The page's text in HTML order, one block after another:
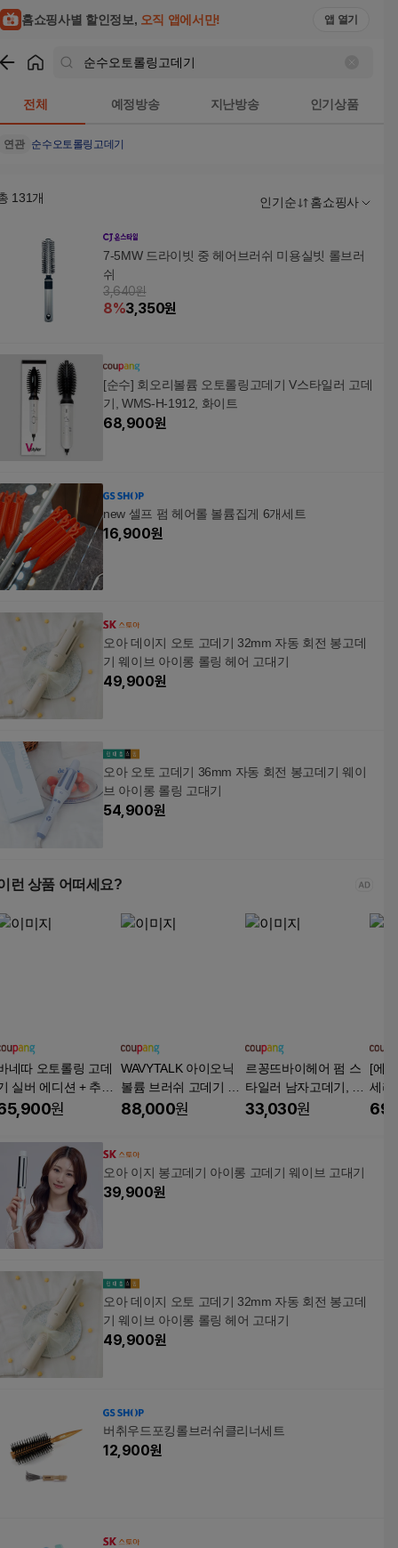
홈쇼핑사별 할인정보, 오직 앱에서만! 앱 열기
전체 예정방송 지난방송 인기상품
연관 순수오토롤링고데기
131개 인기순 홈쇼핑사
7-5MW 드라이빗 중 헤어브러쉬 미용실빗 롤브러
쉬
3,640원
8%3,350원
[순수] 회오리볼륨 오토롤링고데기 V스타일러 고데
기, WMS-H-1912, 화이트
68,900원
new 셀프 펌 헤어롤 볼륨집게 6개세트
16,900원
오아 데이지 오토 고데기 32mm 자동 회전 봉고데
기 웨이브 아이롱 롤링 헤어 고대기
49,900원
오아 오토 고데기 36mm 자동 회전 봉고데기 웨이
브 아이롱 롤링 고대기
54,900원
런 상품 어떠세요?
네따 오토롤링 고데
실버 에디션 + 추가
2개, MND-2001
원
WAVYTALK 아이오닉
볼륨 브러쉬 고데기 블
로우아웃 Thermal Bru
88,000원
르꽁뜨바이헤어 펌 스
타일러 남자고데기, 블
랙, SSK-009HI
33,030원
[에
세라
고데
오아 이지 봉고데기 아이롱 고데기 웨이브 고대기
39,900원
오아 데이지 오토 고데기 32mm 자동 회전 봉고데
기 웨이브 아이롱 롤링 헤어 고대기
49,900원
버취우드포킹롤브러쉬클리너세트
12,900원